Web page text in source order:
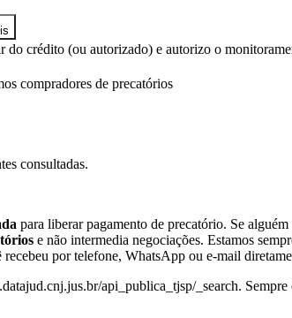
do crédito (ou autorizado) e autorizo o
compradores de precatórios
consultadas.
para liberar pagamento de precatório. Se
e não intermedia negociações. Estamos
por telefone, WhatsApp ou e-mail
api_publica_tjsp/_search.